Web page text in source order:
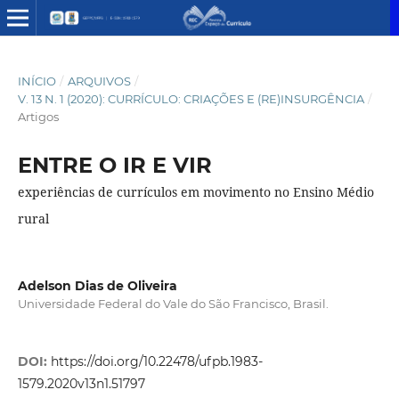
INÍCIO / ARQUIVOS /
V. 13 N. 1 (2020): CURRÍCULO: CRIAÇÕES E (RE)INSURGÊNCIA /
Artigos
ENTRE O IR E VIR
experiências de currículos em movimento no Ensino Médio
rural
Adelson Dias de Oliveira
Universidade Federal do Vale do São Francisco, Brasil.
DOI: https://doi.org/10.22478/ufpb.1983-
1579.2020v13n1.51797